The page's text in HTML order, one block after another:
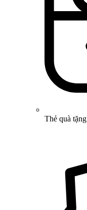
Thẻ quà tặng